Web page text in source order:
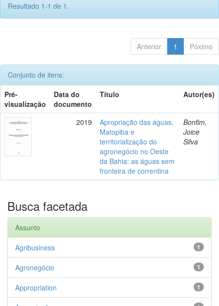
Resultado 1-1 de 1.
Anterior 1 Póximo
Conjunto de itens:
Pré-
visualização
Data do
documento
Título Autor(es)
2019
Apropriação das águas,
Matopiba e
territorialização do
agronegócio no Oeste
da Bahia: as águas sem
fronteira de correntina
Bonfim,
Joice
Silva
Busca facetada
Assunto
1
Agribusiness
1
Agronegócio
1
Appropriation